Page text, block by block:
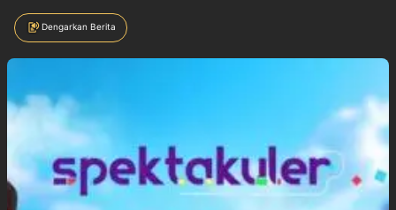
Dengarkan Berita